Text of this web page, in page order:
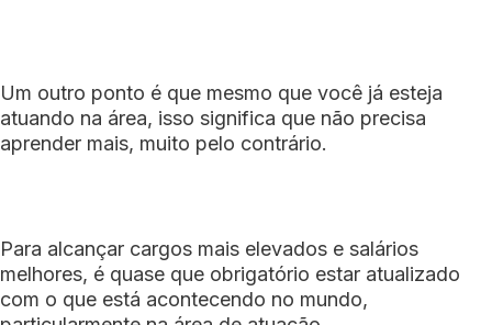
Um outro ponto é que mesmo que você já esteja
atuando na área, isso significa que não precisa
aprender mais, muito pelo contrário.
Para alcançar cargos mais elevados e salários
melhores, é quase que obrigatório estar atualizado
com o que está acontecendo no mundo,